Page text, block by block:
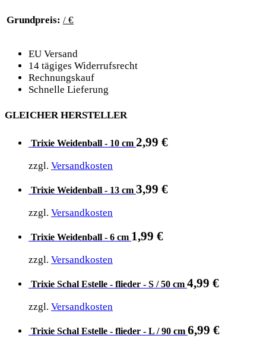
Grundpreis: / €
EU Versand
14 tägiges Widerrufsrecht
Rechnungskauf
Schnelle Lieferung
GLEICHER HERSTELLER
Trixie Weidenball - 10 cm 2,99 €
zzgl. Versandkosten
Trixie Weidenball - 13 cm 3,99 €
zzgl. Versandkosten
Trixie Weidenball - 6 cm 1,99 €
zzgl. Versandkosten
Trixie Schal Estelle - flieder - S / 50 cm 4,99 €
zzgl. Versandkosten
Trixie Schal Estelle - flieder - L / 90 cm 6,99 €